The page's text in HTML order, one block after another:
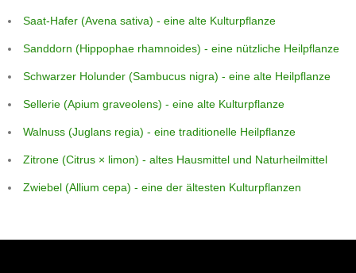
Saat-Hafer (Avena sativa) - eine alte Kulturpflanze
Sanddorn (Hippophae rhamnoides) - eine nützliche Heilpflanze
Schwarzer Holunder (Sambucus nigra) - eine alte Heilpflanze
Sellerie (Apium graveolens) - eine alte Kulturpflanze
Walnuss (Juglans regia) - eine traditionelle Heilpflanze
Zitrone (Citrus × limon) - altes Hausmittel und Naturheilmittel
Zwiebel (Allium cepa) - eine der ältesten Kulturpflanzen